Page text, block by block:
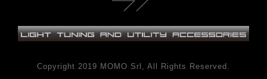
Copyright 2019 MOMO Srl, All Rights Reserved.